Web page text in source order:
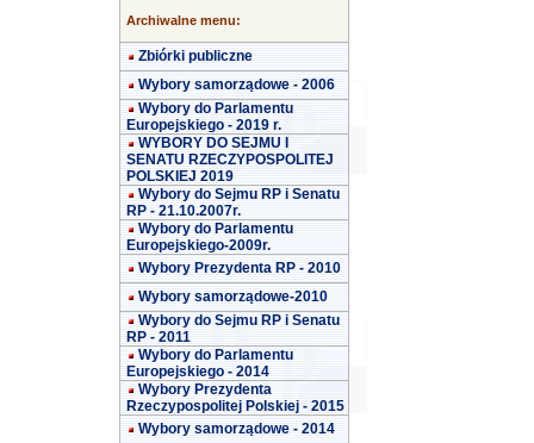
Archiwalne menu:
Zbiórki publiczne
Wybory samorządowe - 2006
Wybory do Parlamentu
Europejskiego - 2019 r.
WYBORY DO SEJMU I
SENATU RZECZYPOSPOLITEJ
POLSKIEJ 2019
Wybory do Sejmu RP i Senatu
RP - 21.10.2007r.
Wybory do Parlamentu
Europejskiego-2009r.
Wybory Prezydenta RP - 2010
Wybory samorządowe-2010
Wybory do Sejmu RP i Senatu
RP - 2011
Wybory do Parlamentu
Europejskiego - 2014
Wybory Prezydenta
Rzeczypospolitej Polskiej - 2015
Wybory samorządowe - 2014